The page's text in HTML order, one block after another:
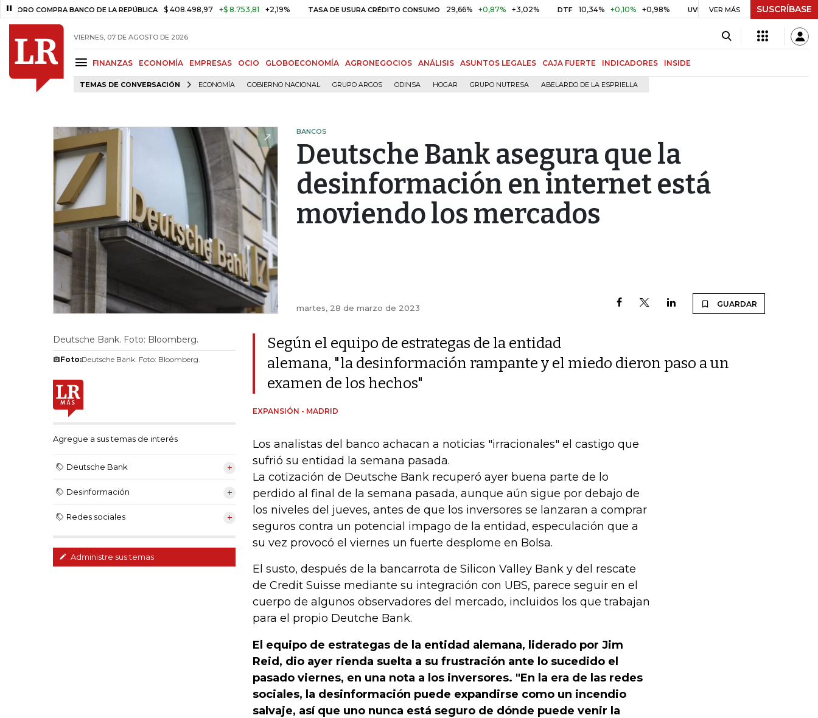
BANCO DE LA REPÚBLICA $ 408.498,97 +$ 8.753,81 +2,19% TASA DE USURA CRÉDITO CONSUMO 29,66% +0,87% +3,02% DTF 10,34% +0,10% +0,98% UVR $ 416,91 +$ 0,05 +0,01% BITCOIN
VER MÁS SUSCRÍBASE
VIERNES, 07 DE AGOSTO DE 2026
FINANZAS ECONOMÍA EMPRESAS OCIO GLOBOECONOMÍA AGRONEGOCIOS ANÁLISIS ASUNTOS LEGALES CAJA FUERTE INDICADORES INSIDE
TEMAS DE CONVERSACIÓN ECONOMÍA GOBIERNO NACIONAL GRUPO ARGOS ODINSA HOGAR GRUPO NUTRESA ABELARDO DE LA ESPRIELLA
BANCOS
Deutsche Bank asegura que la
desinformación en internet está
moviendo los mercados
martes, 28 de marzo de 2023 GUARDAR
Deutsche Bank. Foto: Bloomberg.
Foto:Deutsche Bank. Foto: Bloomberg.
Agregue a sus temas de interés
Deutsche Bank
Desinformación
Redes sociales
Administre sus temas
Según el equipo de estrategas de la entidad
alemana, "la desinformación rampante y el miedo dieron paso a un
examen de los hechos"
EXPANSIÓN - MADRID
Los analistas del banco achacan a noticias "irracionales" el castigo que
sufrió su entidad la semana pasada.
La cotización de Deutsche Bank recuperó ayer buena parte de lo
perdido al final de la semana pasada, aunque aún sigue por debajo de
los niveles del jueves, antes de que los inversores se lanzaran a comprar
seguros contra un potencial impago de la entidad, especulación que a
su vez provocó el viernes un fuerte desplome en Bolsa.
El susto, después de la bancarrota de Silicon Valley Bank y del rescate
de Credit Suisse mediante su integración con UBS, parece seguir en el
cuerpo de algunos observadores del mercado, incluidos los que trabajan
para el propio Deutche Bank.
El equipo de estrategas de la entidad alemana, liderado por Jim
Reid, dio ayer rienda suelta a su frustración ante lo sucedido el
pasado viernes, en una nota a los inversores. "En la era de las redes
sociales, la desinformación puede expandirse como un incendio
salvaje, así que uno nunca está seguro de dónde puede venir la